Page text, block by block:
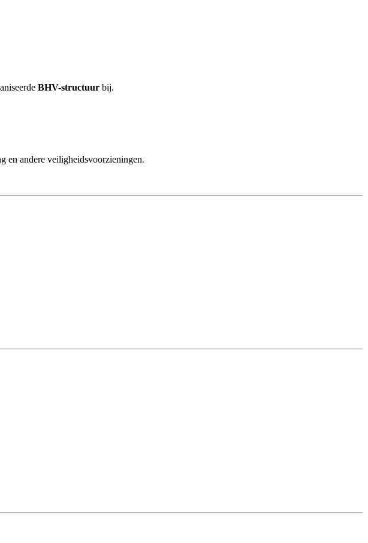
BHV-structuur bij.
en andere veiligheidsvoorzieningen.